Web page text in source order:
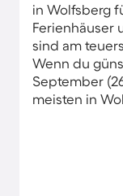
in Wolfsberg
Ferienhäuser
sind am
Wenn du
September
meisten in